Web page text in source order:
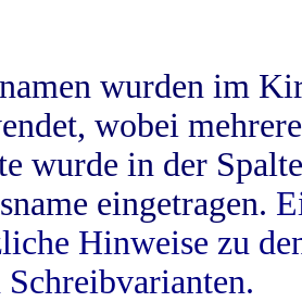
wurden im
wobei
wurde in der
eingetragen.
Hinweise zu